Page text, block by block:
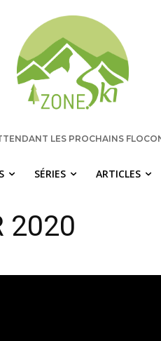
LES PROCHAINS
SÉRIES ARTICLES
2020
nouvelles pertinentes de
et les alertes météo en